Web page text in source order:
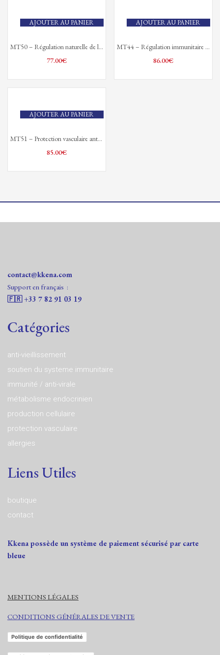
AJOUTER AU PANIER
MT50 – Régulation naturelle de la ménopause et andropause
77.00€
AJOUTER AU PANIER
MT44 – Régulation immunitaire molécules verrous
86.00€
AJOUTER AU PANIER
MT51 – Protection vasculaire anti-inflammatoire
85.00€
contact@kkena.com
Support en français :‭
🇫🇷 ‭+33 7 82 91 03 19
Catégories
anti-vieillissement
soutien du systeme immunitaire
immunité / anti-virale
métabolisme endocrinien
production cellulaire
protection vasculaire
allergies
Liens Utiles
boutique
contact
Kkena possède un système de paiement sécurisé par carte
bleue
MENTIONS LÉGALES
CONDITIONS GÉNÉRALES DE VENTE
Politique de confidentialité